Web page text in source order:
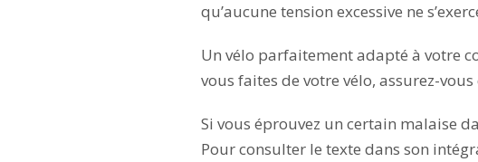
qu’aucune tension excessive ne
Un vélo parfaitement adapté à votre
vous faites de votre vélo, assurez-
Si vous éprouvez un certain malaise
Pour consulter le texte dans son